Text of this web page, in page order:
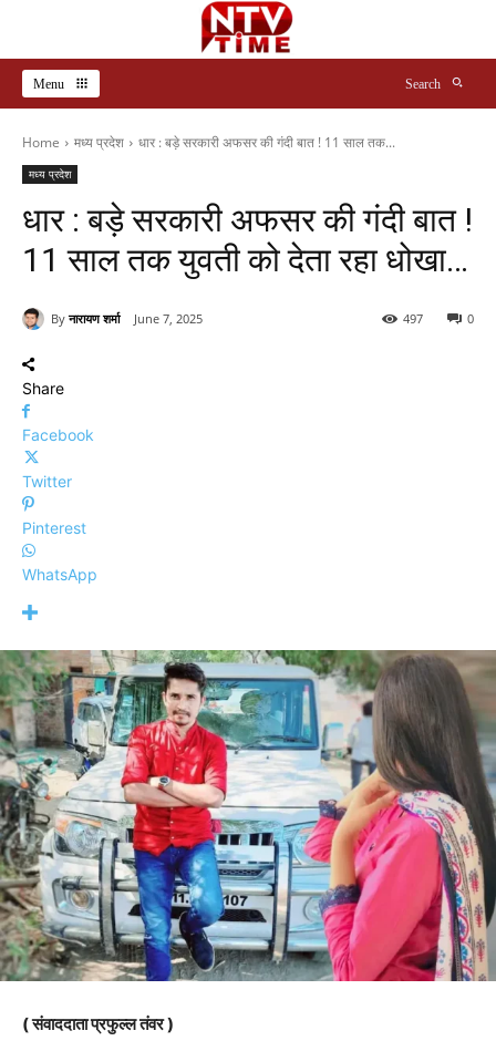
Menu Search
Home मध्य प्रदेश धार : बड़े सरकारी अफसर की गंदी बात ! 11 साल तक...
मध्य प्रदेश
धार : बड़े सरकारी अफसर की गंदी बात !
11 साल तक युवती को देता रहा धोखा…
By नारायण शर्मा June 7, 2025 0
497
Share
Facebook
Twitter
Pinterest
WhatsApp
( संवाददाता प्रफुल्ल तंवर )